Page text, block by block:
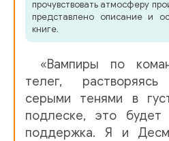
0510
0511
0512
прочувствовать атмосферу
представлено описание и
книге.
«Вампиры по
телег, растворяясь
серыми тенями в
подлеске, это
поддержка. Я и